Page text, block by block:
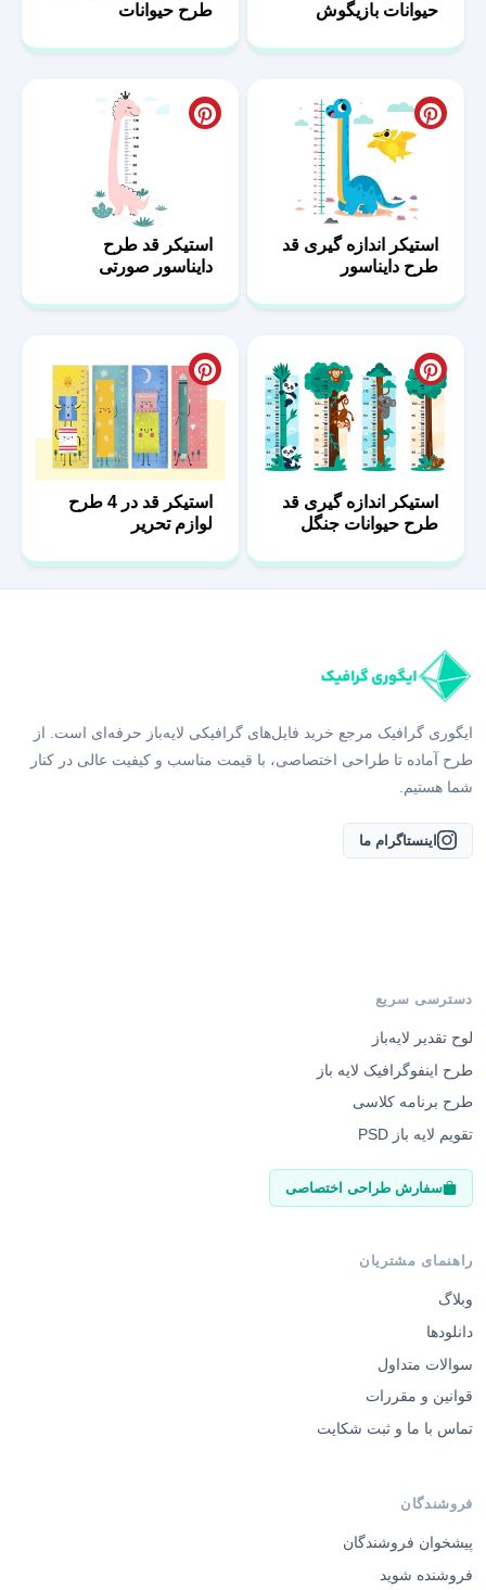
حیوانات بازیگوش
طرح حیوانات
استیکر اندازه گیری قد
طرح دایناسور
استیکر قد طرح
دایناسور صورتی
استیکر اندازه گیری قد
طرح حیوانات جنگل
استیکر قد در 4 طرح
لوازم تحریر
ایگوری گرافیک مرجع خرید فایل‌های گرافیکی لایه‌باز حرفه‌ای است. از
طرح آماده تا طراحی اختصاصی، با قیمت مناسب و کیفیت عالی در کنار
شما هستیم.
اینستاگرام ما
دسترسی سریع
لوح تقدیر لایه‌باز
طرح اینفوگرافیک لایه باز
طرح برنامه کلاسی
تقویم لایه باز PSD
سفارش طراحی اختصاصی
راهنمای مشتریان
وبلاگ
دانلودها
سوالات متداول
قوانین و مقررات
تماس با ما و ثبت شکایت
فروشندگان
پیشخوان فروشندگان
فروشنده شوید